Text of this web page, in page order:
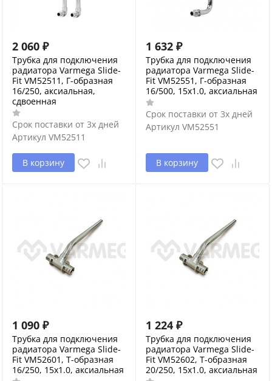
2 060 ₽
Трубка для подключения
радиатора Varmega Slide-
Fit VM52511, Г-образная
16/250, аксиальная,
сдвоенная
Срок поставки от 3х дней
Артикул VM52511
В корзину
1 632 ₽
Трубка для подключения
радиатора Varmega Slide-
Fit VM52551, Г-образная
16/500, 15х1.0, аксиальная
Срок поставки от 3х дней
Артикул VM52551
В корзину
1 090 ₽
Трубка для подключения
радиатора Varmega Slide-
Fit VM52601, Т-образная
16/250, 15х1.0, аксиальная
1 224 ₽
Трубка для подключения
радиатора Varmega Slide-
Fit VM52602, Т-образная
20/250, 15х1.0, аксиальная